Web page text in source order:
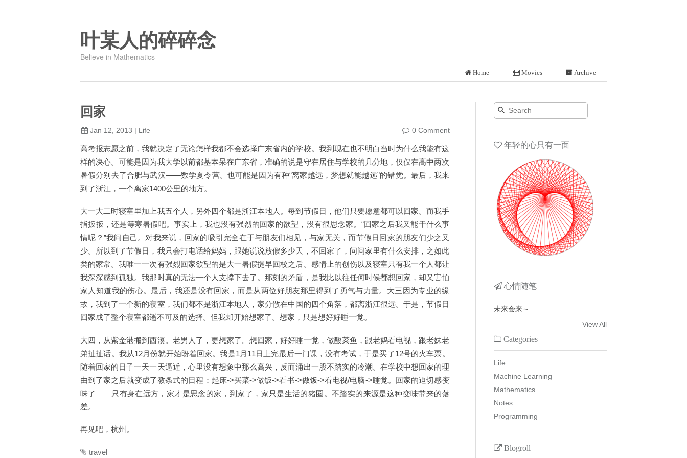
叶某人的碎碎念
Believe in Mathematics
Home Movies Archive
回家
Jan 12, 2013 | Life 0 Comment
高考报志愿之前，我就决定了无论怎样我都不会选择广东省内的学校。我到现在也不明白当时为什么我能有这
样的决心。可能是因为我大学以前都基本呆在广东省，准确的说是守在居住与学校的几分地，仅仅在高中两次
暑假分别去了合肥与武汉——数学夏令营。也可能是因为有种“离家越远，梦想就能越远”的错觉。最后，我来
到了浙江，一个离家1400公里的地方。
大一大二时寝室里加上我五个人，另外四个都是浙江本地人。每到节假日，他们只要愿意都可以回家。而我手
指扳扳，还是等寒暑假吧。事实上，我也没有强烈的回家的欲望，没有很思念家。“回家之后我又能干什么事
情呢？”我问自己。对我来说，回家的吸引完全在于与朋友们相见，与家无关，而节假日回家的朋友们少之又
少。所以到了节假日，我只会打电话给妈妈，跟她说说放假多少天，不回家了，问问家里有什么安排，之如此
类的家常。我唯一一次有强烈回家欲望的是大一暑假提早回校之后。感情上的创伤以及寝室只有我一个人都让
我深深感到孤独。我那时真的无法一个人支撑下去了。那刻的矛盾，是我比以往任何时候都想回家，却又害怕
家人知道我的伤心。最后，我还是没有回家，而是从两位好朋友那里得到了勇气与力量。大三因为专业的缘
故，我到了一个新的寝室，我们都不是浙江本地人，家分散在中国的四个角落，都离浙江很远。于是，节假日
回家成了整个寝室都遥不可及的选择。但我却开始想家了。想家，只是想好好睡一觉。
大四，从紫金港搬到西溪。老男人了，更想家了。想回家，好好睡一觉，做酸菜鱼，跟老妈看电视，跟老妹老
弟扯扯话。我从12月份就开始盼着回家。我是1月11日上完最后一门课，没有考试，于是买了12号的火车票。
随着回家的日子一天一天逼近，心里没有想象中那么高兴，反而涌出一股不踏实的冷潮。在学校中想回家的理
由到了家之后就变成了教条式的日程：起床->买菜->做饭->看书->做饭->看电视/电脑->睡觉。回家的迫切感变
味了——只有身在远方，家才是思念的家，到家了，家只是生活的猪圈。不踏实的来源是这种变味带来的落
差。
再见吧，杭州。
travel
年轻的心只有一面
心情随笔
未来会来～
View All
Categories
Life
Machine Learning
Mathematics
Notes
Programming
Blogroll